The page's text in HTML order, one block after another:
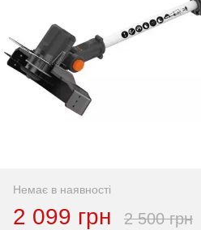
Немає в наявності
2 099 грн 2 500 грн